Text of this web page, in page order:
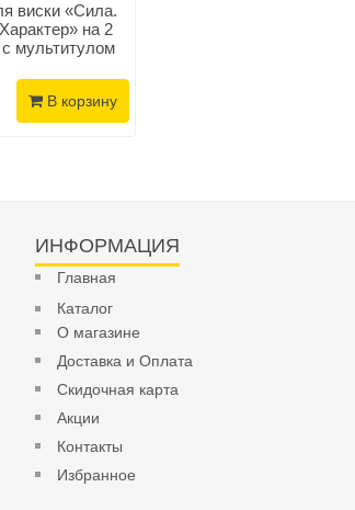
виски «Сила.
на 2
мультитулом
В корзину
ИНФОРМАЦИЯ
Главная
Каталог
О магазине
Доставка и Оплата
Скидочная карта
Акции
Контакты
Избранное